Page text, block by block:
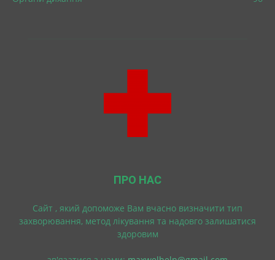
ПРО НАС
Cайт , який допоможе Вам вчасно визначити тип
захворювання, метод лікування та надовго залишатися
здоровим